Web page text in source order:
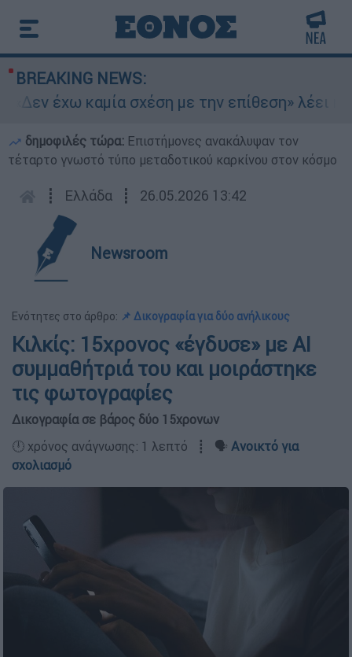
BREAKING NEWS:
έχω καμία σχέση με την επίθεση» λέει η
δημοφιλές τώρα: Επιστήμονες ανακάλυψαν τον
τέταρτο γνωστό τύπο μεταδοτικού καρκίνου στον κόσμο
┋ Ελλάδα ┋ 26.05.2026 13:42
Newsroom
Ενότητες στο άρθρο: 📌 Δικογραφία για δύο ανήλικους
Κιλκίς: 15χρονος «έγδυσε» με AΙ
συμμαθήτριά του και μοιράστηκε
τις φωτογραφίες
Δικογραφία σε βάρος δύο 15χρονων
🕛 χρόνος ανάγνωσης: 1 λεπτό ┋ 🗣️ Ανοικτό για
σχολιασμό